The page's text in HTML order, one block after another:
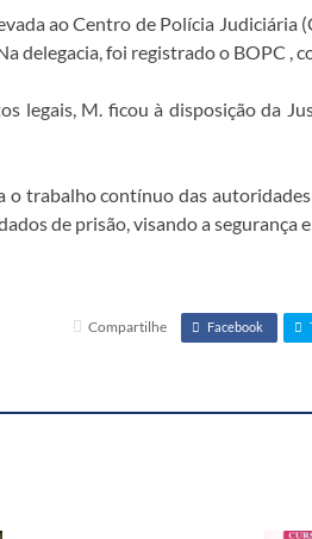
ao Centro de Polícia Judiciária
delegacia, foi registrado o BOPC ,
legais, M. ficou à disposição da
o trabalho contínuo das
de prisão, visando a segurança
Compartilhe Facebook